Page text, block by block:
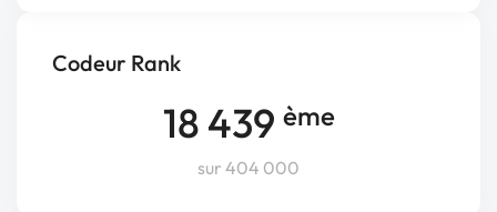
Codeur Rank
18 439 ème
sur 404 000